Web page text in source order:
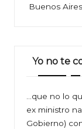
Buenos Aires
Yo no te
…que no lo
ex ministro
Gobierno)